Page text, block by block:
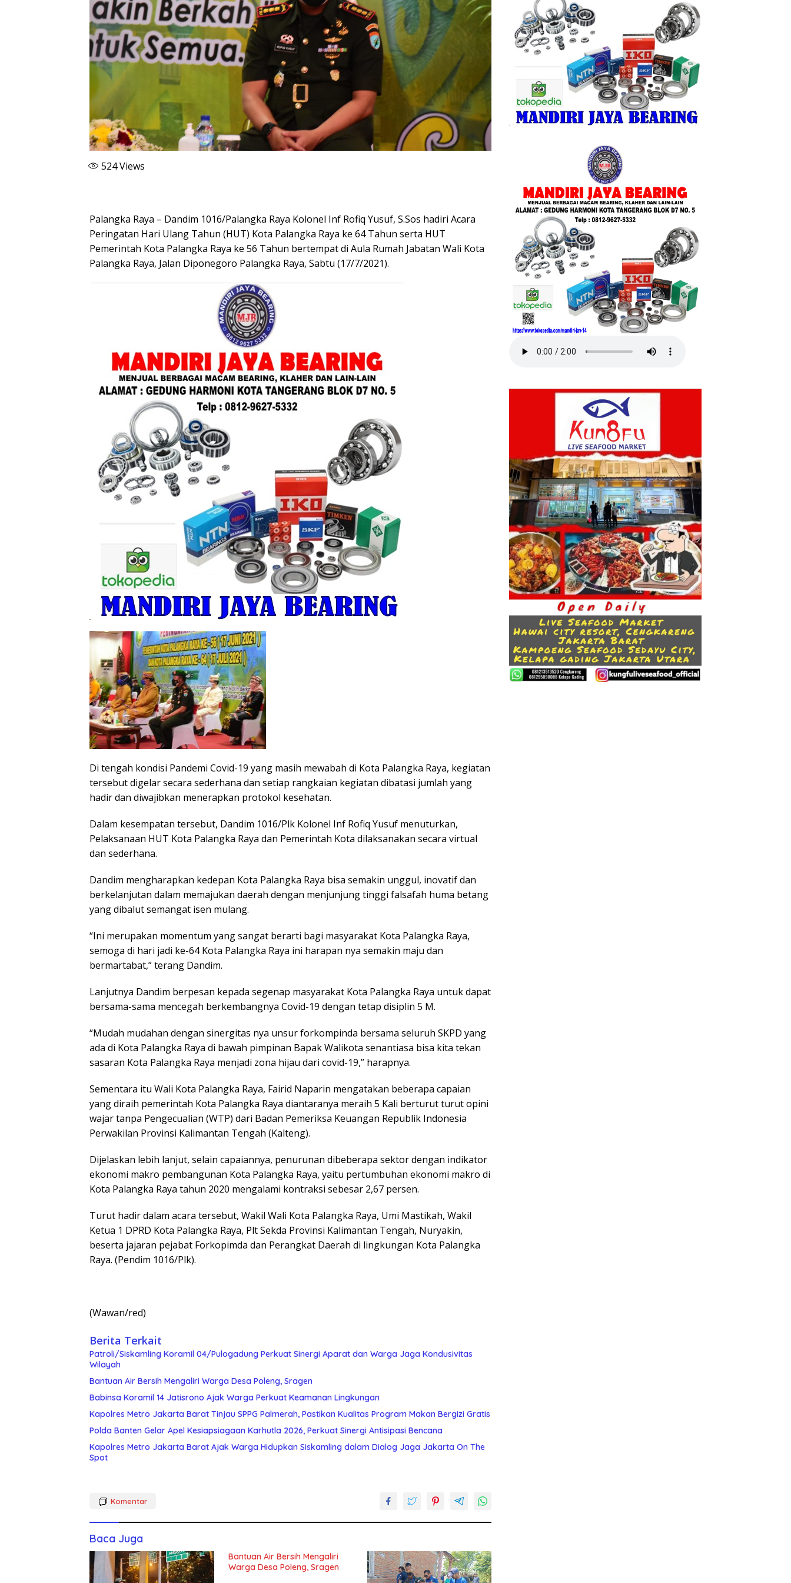
524Views
Palangka Raya – Dandim 1016/Palangka Raya Kolonel Inf Rofiq Yusuf, S.Sos hadiri Acara
Peringatan Hari Ulang Tahun (HUT) Kota Palangka Raya ke 64 Tahun serta HUT
Pemerintah Kota Palangka Raya ke 56 Tahun bertempat di Aula Rumah Jabatan Wali Kota
Palangka Raya, Jalan Diponegoro Palangka Raya, Sabtu (17/7/2021).
Di tengah kondisi Pandemi Covid-19 yang masih mewabah di Kota Palangka Raya, kegiatan
tersebut digelar secara sederhana dan setiap rangkaian kegiatan dibatasi jumlah yang
hadir dan diwajibkan menerapkan protokol kesehatan.
Dalam kesempatan tersebut, Dandim 1016/Plk Kolonel Inf Rofiq Yusuf menuturkan,
Pelaksanaan HUT Kota Palangka Raya dan Pemerintah Kota dilaksanakan secara virtual
dan sederhana.
Dandim mengharapkan kedepan Kota Palangka Raya bisa semakin unggul, inovatif dan
berkelanjutan dalam memajukan daerah dengan menjunjung tinggi falsafah huma betang
yang dibalut semangat isen mulang.
“Ini merupakan momentum yang sangat berarti bagi masyarakat Kota Palangka Raya,
semoga di hari jadi ke-64 Kota Palangka Raya ini harapan nya semakin maju dan
bermartabat,” terang Dandim.
Lanjutnya Dandim berpesan kepada segenap masyarakat Kota Palangka Raya untuk dapat
bersama-sama mencegah berkembangnya Covid-19 dengan tetap disiplin 5 M.
“Mudah mudahan dengan sinergitas nya unsur forkompinda bersama seluruh SKPD yang
ada di Kota Palangka Raya di bawah pimpinan Bapak Walikota senantiasa bisa kita tekan
sasaran Kota Palangka Raya menjadi zona hijau dari covid-19,” harapnya.
Sementara itu Wali Kota Palangka Raya, Fairid Naparin mengatakan beberapa capaian
yang diraih pemerintah Kota Palangka Raya diantaranya meraih 5 Kali berturut turut opini
wajar tanpa Pengecualian (WTP) dari Badan Pemeriksa Keuangan Republik Indonesia
Perwakilan Provinsi Kalimantan Tengah (Kalteng).
Dijelaskan lebih lanjut, selain capaiannya, penurunan dibeberapa sektor dengan indikator
ekonomi makro pembangunan Kota Palangka Raya, yaitu pertumbuhan ekonomi makro di
Kota Palangka Raya tahun 2020 mengalami kontraksi sebesar 2,67 persen.
Turut hadir dalam acara tersebut, Wakil Wali Kota Palangka Raya, Umi Mastikah, Wakil
Ketua 1 DPRD Kota Palangka Raya, Plt Sekda Provinsi Kalimantan Tengah, Nuryakin,
beserta jajaran pejabat Forkopimda dan Perangkat Daerah di lingkungan Kota Palangka
Raya. (Pendim 1016/Plk).
(Wawan/red)
Berita Terkait
Patroli/Siskamling Koramil 04/Pulogadung Perkuat Sinergi Aparat dan Warga Jaga Kondusivitas
Wilayah
Bantuan Air Bersih Mengaliri Warga Desa Poleng, Sragen
Babinsa Koramil 14 Jatisrono Ajak Warga Perkuat Keamanan Lingkungan
Kapolres Metro Jakarta Barat Tinjau SPPG Palmerah, Pastikan Kualitas Program Makan Bergizi Gratis
Polda Banten Gelar Apel Kesiapsiagaan Karhutla 2026, Perkuat Sinergi Antisipasi Bencana
Kapolres Metro Jakarta Barat Ajak Warga Hidupkan Siskamling dalam Dialog Jaga Jakarta On The
Spot
Komentar
Baca Juga
Bantuan Air Bersih Mengaliri
Warga Desa Poleng, Sragen